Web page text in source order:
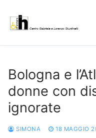
contenuto
Bologna e
donne con
ignorate
SIMONA 18 MAGGIO